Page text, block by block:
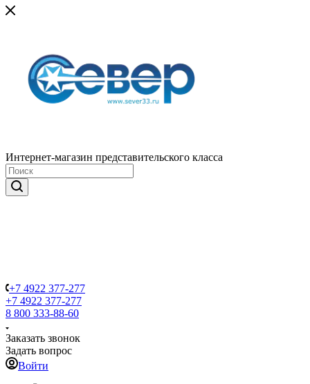
Интернет-магазин представительского класса
+7 4922 377-277
+7 4922 377-277
8 800 333-88-60
Заказать звонок
Задать вопрос
Войти